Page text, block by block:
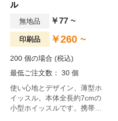
ル
無地品 ￥77 ~
印刷品 ￥260 ~
200 個の場合 (税込)
最低ご注文数： 30 個
使い心地とデザイン、薄型ホ
イッスル。本体全長約7cmの
小型ホイッスルです。携帯や